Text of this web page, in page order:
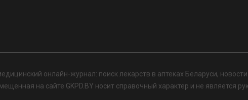
онлайн-журнал: поиск лекарств в аптеках Беларуси,
на сайте GKPD.BY носит справочный характер и не является